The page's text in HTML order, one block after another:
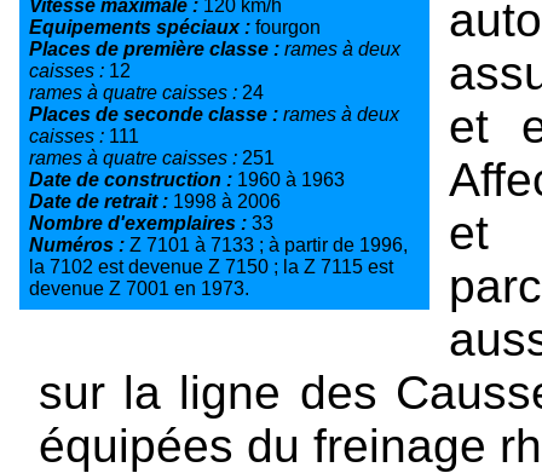
Vitesse maximale : 120 km/h
Equipements spéciaux : fourgon
Places de première classe : rames à deux
caisses : 12
rames à quatre caisses : 24
Places de seconde classe : rames à deux
caisses : 111
rames à quatre caisses : 251
Date de construction : 1960 à 1963
Date de retrait : 1998 à 2006
Nombre d'exemplaires : 33
Numéros : Z 7101 à 7133 ; à partir de 1996,
la 7102 est devenue Z 7150 ; la Z 7115 est
devenue Z 7001 en 1973.
et
et
sur la ligne des
équipées du freinage